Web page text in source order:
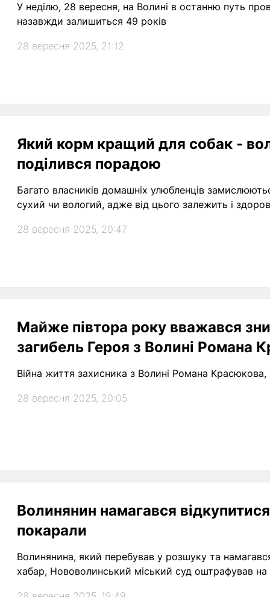
У неділю, 28 вересня, на Волині в останню путь
назавжди залишиться 49 років
28 вересня 2025, 21:12
Який корм кращий для собак -
поділився порадою
Багато власників домашніх улюбленців
сухий чи вологий, адже від цього залежить і
28 вересня 2025, 20:47
Майже півтора року вважався
загибель Героя з Волині Романа
Війна життя захисника з Волині Романа
28 вересня 2025, 20:05
Волинянин намагався
покарали
Волинянина, який перебував у розшуку та
хабар, Нововолинський міський суд оштрафував на